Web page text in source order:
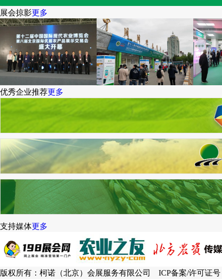
展会掠影更多
优秀企业推荐更多
支持媒体更多
版权所有：柯诺（北京）会展服务有限公司 ICP备案/许可证号